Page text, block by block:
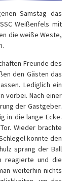
Samstag das
Weißenfels mit
die weiße Weste,
Freunde des
den Gästen das
Lediglich ein
vorbei. Nach einer
der Gastgeber.
in die lange Ecke.
Wieder brachte
konnte den
sprang der Ball
reagierte und die
weiterhin nichts